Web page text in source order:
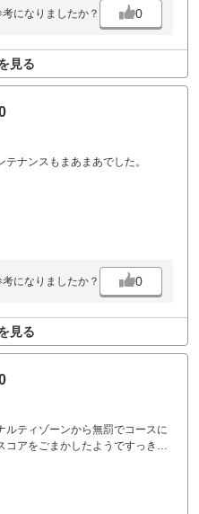
になりましたか？ 0
見る
ナンスもまあまあでした。
になりましたか？ 0
見る
ルティゾーンから無罰でコースに
コアをごまかしたようですっきり